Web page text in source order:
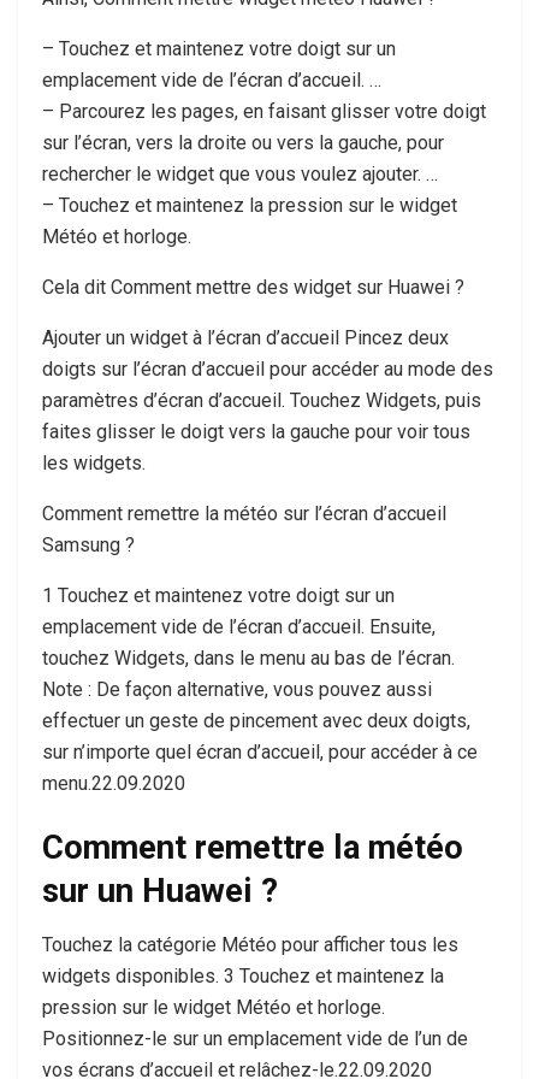
– Touchez et maintenez votre doigt sur un
emplacement vide de l’écran d’accueil. …
– Parcourez les pages, en faisant glisser votre doigt
sur l’écran, vers la droite ou vers la gauche, pour
rechercher le widget que vous voulez ajouter. …
– Touchez et maintenez la pression sur le widget
Météo et horloge.
Cela dit Comment mettre des widget sur Huawei ?
Ajouter un widget à l’écran d’accueil Pincez deux
doigts sur l’écran d’accueil pour accéder au mode des
paramètres d’écran d’accueil. Touchez Widgets, puis
faites glisser le doigt vers la gauche pour voir tous
les widgets.
Comment remettre la météo sur l’écran d’accueil
Samsung ?
1 Touchez et maintenez votre doigt sur un
emplacement vide de l’écran d’accueil. Ensuite,
touchez Widgets, dans le menu au bas de l’écran.
Note : De façon alternative, vous pouvez aussi
effectuer un geste de pincement avec deux doigts,
sur n’importe quel écran d’accueil, pour accéder à ce
menu.22.09.2020
Comment remettre la météo
sur un Huawei ?
Touchez la catégorie Météo pour afficher tous les
widgets disponibles. 3 Touchez et maintenez la
pression sur le widget Météo et horloge.
Positionnez-le sur un emplacement vide de l’un de
vos écrans d’accueil et relâchez-le.22.09.2020